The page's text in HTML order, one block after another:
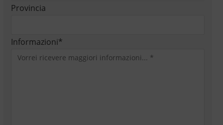
Provincia
Informazioni*